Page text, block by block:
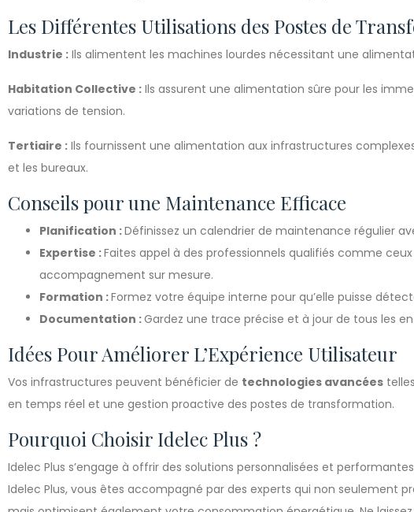
Les Différentes Utilisations des Postes de
Industrie : Ils alimentent les machines lourdes nécessitant une
Habitation Collective : Ils assurent une alimentation sûre pour les
variations de tension.
Tertiaire : Ils fournissent une alimentation aux infrastructures
et les bureaux.
Conseils pour une Maintenance Efficace
Planification :Définissez un calendrier de maintenance régulier
Expertise :Faites appel à des professionnels qualifiés comme ceux
accompagnement sur mesure.
Formation :Formez votre équipe interne pour qu’elle puisse
Documentation :Gardez une trace précise et à jour de tous les
Idées Pour Améliorer L’Expérience Utilisateur
Vos infrastructures peuvent bénéficier de technologies avancées
en temps réel et une gestion proactive des postes de transformation.
Pourquoi Choisir Idelec Plus ?
Idelec Plus s’engage à offrir des solutions personnalisées et
Idelec Plus, vous êtes accompagné par des experts qui non seulement